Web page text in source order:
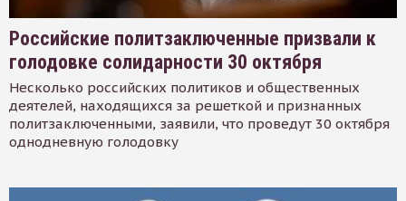
Российские политзаключенные призвали к
голодовке солидарности 30 октября
Несколько российских политиков и общественных
деятелей, находящихся за решеткой и признанных
политзаключенными, заявили, что проведут 30 октября
однодневную голодовку